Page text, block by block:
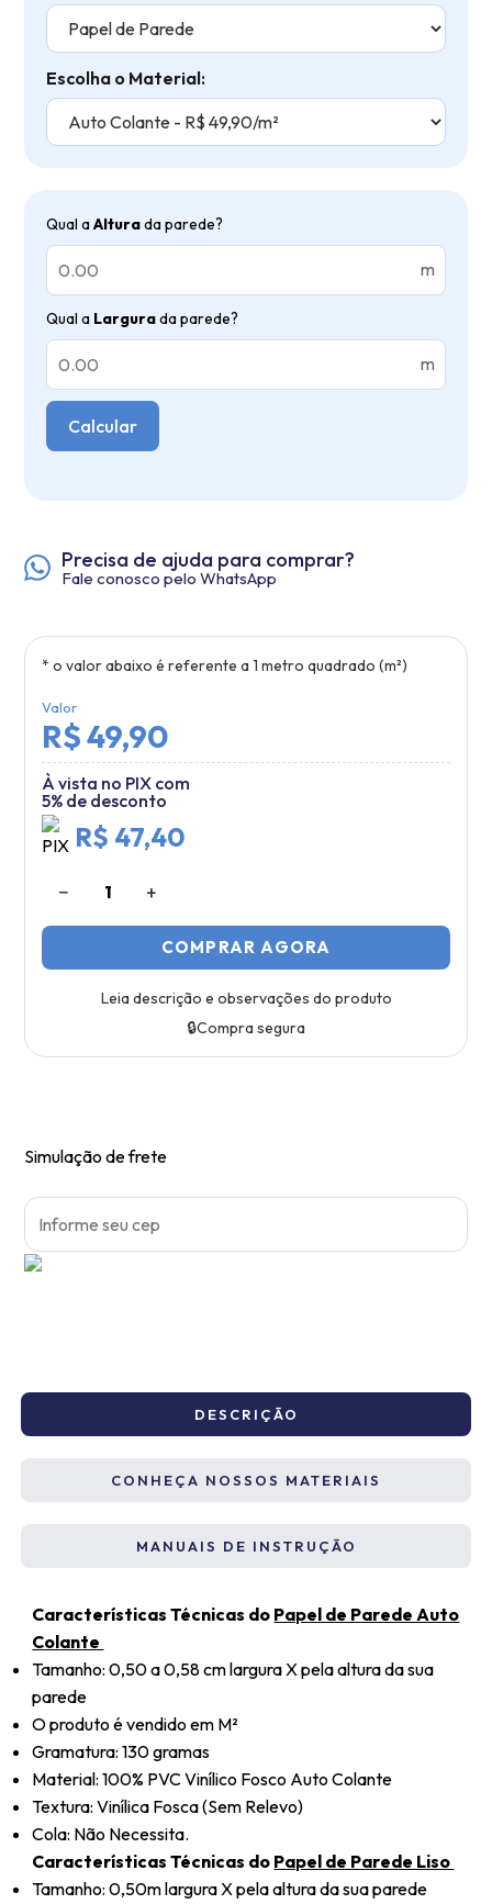
Escolha o Material:
Qual aAlturada parede?
m
Qual a Largurada parede?
m
Calcular
Precisa de ajuda para comprar?
Fale conosco pelo WhatsApp
* o valor abaixo é referente a1 metro quadrado (m²)
Valor
R$ 49,90
À vista no PIX com
5% de desconto
R$ 47,40
− 1 +
COMPRAR AGORA
Leia descrição e observações do produto
🔒Compra segura
Simulação de frete
DESCRIÇÃO
CONHEÇA NOSSOS MATERIAIS
MANUAIS DE INSTRUÇÃO
Características Técnicas do Papel de Parede Auto
Colante
Tamanho: 0,50 a 0,58 cm largura X pela altura da sua
parede
O produto é vendido em M²
Gramatura: 130 gramas
Material: 100% PVC Vinílico Fosco Auto Colante
Textura: Vinílica Fosca (Sem Relevo)
Cola: Não Necessita.
Características Técnicas do Papel de Parede Liso
Tamanho: 0,50m largura X pela altura da sua parede